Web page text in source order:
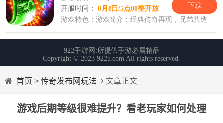
首页 > 传奇发布网玩法 文章正文
游戏后期等级很难提升？看老玩家如何处理